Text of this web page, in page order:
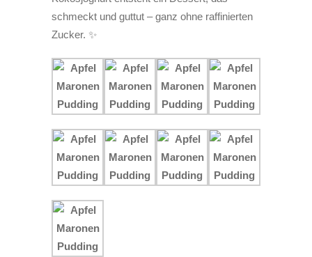
schmeckt und guttut – ganz ohne raffinierten
Zucker. ✨